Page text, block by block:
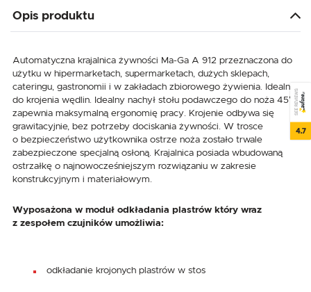
Opis produktu
Automatyczna krajalnica żywności Ma-Ga A 912 przeznaczona do
użytku w hipermarketach, supermarketach, dużych sklepach,
cateringu, gastronomii i w zakładach zbiorowego żywienia. Idealna
do krojenia wędlin. Idealny nachył stołu podawczego do noża 45°
zapewnia maksymalną ergonomię pracy. Krojenie odbywa się
grawitacyjnie, bez potrzeby dociskania żywności. W trosce
o bezpieczeństwo użytkownika ostrze noża zostało trwale
zabezpieczone specjalną osłoną. Krajalnica posiada wbudowaną
ostrzałkę o najnowocześniejszym rozwiązaniu w zakresie
konstrukcyjnym i materiałowym.
Wyposażona w moduł odkładania plastrów który wraz
z zespołem czujników umożliwia:
odkładanie krojonych plastrów w stos
SEE REVIEWS
4.7